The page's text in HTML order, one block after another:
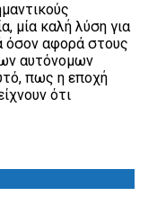
μία καλή λύση για
όσον αφορά στους
αυτόνομων
πως η εποχή
ότι